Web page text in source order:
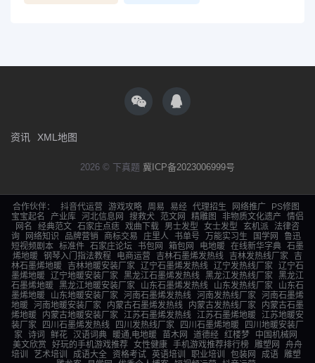
资讯 XML地图
2026 © 下真题 冀ICP备2023006999号
合作伙伴： 抖音代运营 游戏攻略 周易 易经 代理招生 网络推广
PS修图
宝宝起名
产业库 河北信息网 搜救犬 范文网 精雕图 非物质文化遗产
情侣
网名
经典范文 石家庄点痣 戏曲下载 男士发型 女士发型 玄机派
法律咨
询
网络知识 品牌营销 商标交易 庄里人 书单号 万能实习生 国学网
鲁迅
短视频剧本 标准件 石家庄论坛 书包网 箱包网 电地暖 在线新华字典 石墨
烯地暖 钢琴入门指法教程 电商运营 吉林石墨烯发热线 吉林发热线厂家
吉
林石墨烯地暖
吉林地暖安装厂家 辽宁石墨烯发热线 辽宁发热线厂家
辽宁石
墨烯地暖 辽宁地暖安装厂家 黑龙江石墨烯发热线 黑龙江发热线厂家
黑龙江
石墨烯地暖 黑龙江地暖安装厂家 山东石墨烯发热线 山东发热线厂家
山东石
墨烯地暖
山东地暖安装厂家 河南石墨烯发热线 河南发热线厂家
河南石墨烯
地暖 河南地暖安装厂家 内蒙古石墨烯发热线 内蒙古发热线厂家
内蒙古石墨
烯地暖
内蒙古地暖安装厂家 江苏石墨烯发热线 江苏石墨烯地暖
江苏地暖安
装厂家
四川石墨烯发热线 四川发热线厂家 四川石墨烯地暖
四川地暖安装厂
家
诗词 鲜花 汉语词典 暖通,电地暖 苗木网 道德经 红楼梦
中国机械网
美文欣赏
好玩的手机游戏推荐 女性健康 手机游戏推荐排行榜 雕塑网
舟舟
培训
艺术培训 成语大全 资格考试 英语培训 职业培训 包装网 成语
雕塑